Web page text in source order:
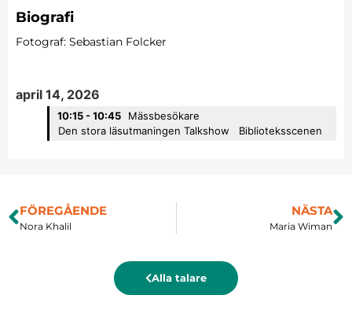
Biografi
Fotograf: Sebastian Folcker
april 14, 2026
10:15 - 10:45
Mässbesökare
Den stora läsutmaningen Talkshow
Biblioteksscenen
FÖREGÅENDE
Nora Khalil
NÄSTA
Maria Wiman
Alla talare